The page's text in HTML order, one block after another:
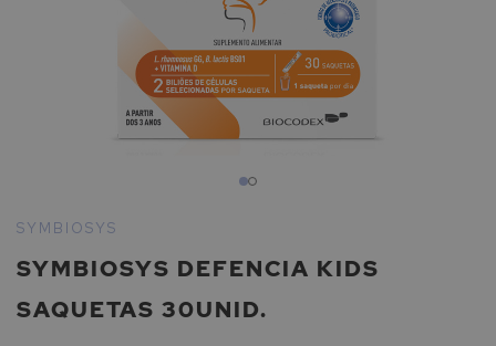
para
início
Galeria
SYMBIOSYS DEFENCIA KIDS
SAQUETAS 30UNID.
SYMBIOSYS